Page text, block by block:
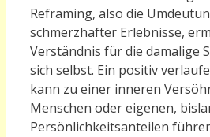
Reframing, also die
schmerzhafter Erlebnisse,
Verständnis für die damalige
sich selbst. Ein positiv
kann zu einer inneren
Menschen oder eigenen,
Persönlichkeitsanteilen